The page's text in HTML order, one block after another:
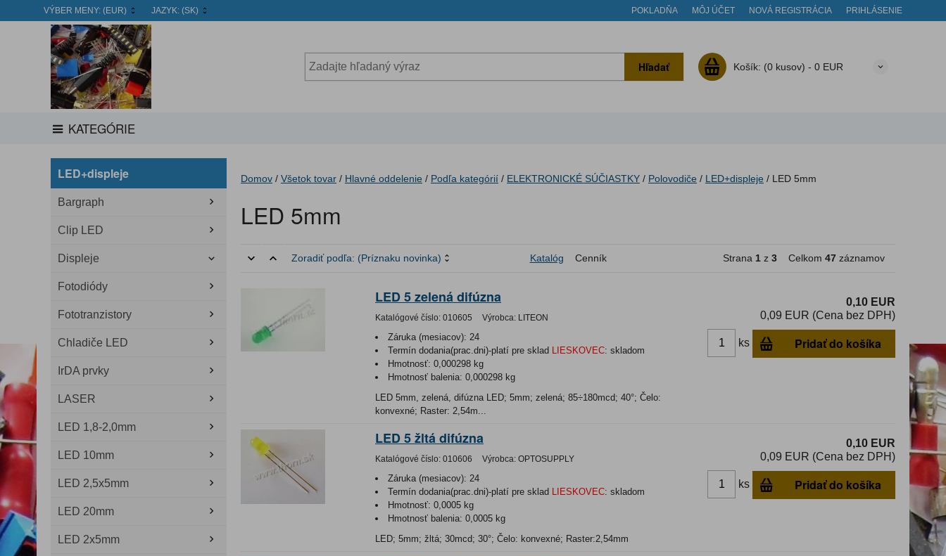
VÝBER MENY: (EUR) JAZYK: (SK) POKLADŇA MÔJ ÚČET NOVÁ REGISTRÁCIA PRIHLÁSENIE
Hľadať Košík: (0 kusov) - 0 EUR
KATEGÓRIE
LED+displeje
Bargraph
Clip LED
Displeje
Fotodiódy
Fototranzistory
Chladiče LED
IrDA prvky
LASER
LED 1,8-2,0mm
LED 10mm
LED 2,5x5mm
LED 20mm
LED 2x5mm
Domov / Všetok tovar / Hlavné oddelenie / Podľa kategórií / ELEKTRONICKÉ SÚČIASTKY / Polovodiče / LED+displeje / LED 5mm
LED 5mm
Zoradiť podľa: (Príznaku novinka) Katalóg Cenník Strana 1 z 3 Celkom 47 záznamov
LED 5 zelená difúzna
Katalógové číslo: 010605 Výrobca: LITEON
Záruka (mesiacov): 24
Termín dodania(prac.dni)-platí pre sklad LIESKOVEC: skladom
Hmotnosť: 0,000298 kg
Hmotnosť balenia: 0,000298 kg
LED 5mm, zelená, difúzna LED; 5mm; zelená; 85÷180mcd; 40°; Čelo:
konvexné; Raster: 2,54m...
0,10 EUR
0,09 EUR (Cena bez DPH)
ks Pridať do košíka
LED 5 žltá difúzna
Katalógové číslo: 010606 Výrobca: OPTOSUPPLY
Záruka (mesiacov): 24
Termín dodania(prac.dni)-platí pre sklad LIESKOVEC: skladom
Hmotnosť: 0,0005 kg
Hmotnosť balenia: 0,0005 kg
LED; 5mm; žltá; 30mcd; 30°; Čelo: konvexné; Raster:2,54mm
0,10 EUR
0,09 EUR (Cena bez DPH)
ks Pridať do košíka